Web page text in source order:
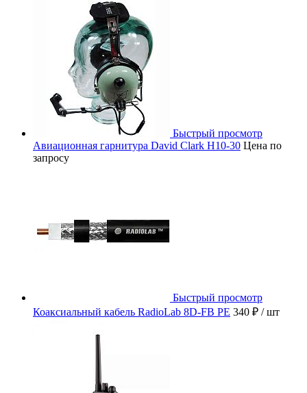
Быстрый просмотр
Авиационная гарнитура David Clark H10-30 Цена по
запросу
Быстрый просмотр
Коаксиальный кабель RadioLab 8D-FB PE 340 ₽ / шт